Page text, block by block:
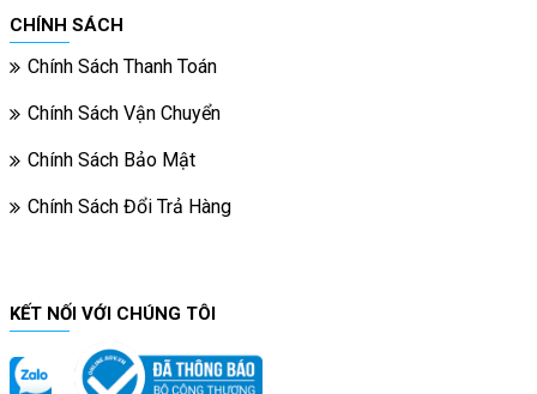
CHÍNH SÁCH
Chính Sách Thanh Toán
Chính Sách Vận Chuyển
Chính Sách Bảo Mật
Chính Sách Đổi Trả Hàng
KẾT NỐI VỚI CHÚNG TÔI